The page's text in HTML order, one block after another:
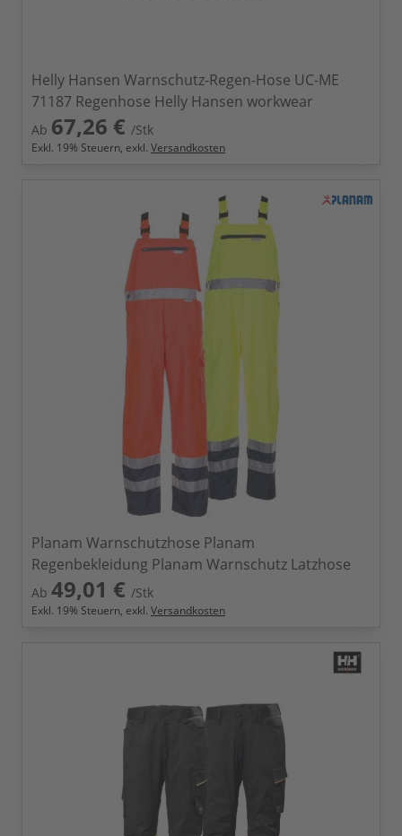
Helly Hansen Warnschutz-Regen-Hose UC-ME
71187 Regenhose Helly Hansen workwear
Ab 67,26 € /Stk
Exkl. 19% Steuern, exkl. Versandkosten
Planam Warnschutzhose Planam
Regenbekleidung Planam Warnschutz Latzhose
Ab 49,01 € /Stk
Exkl. 19% Steuern, exkl. Versandkosten